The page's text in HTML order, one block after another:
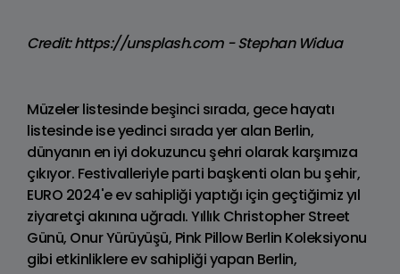
Credit: https://unsplash.com - Stephan Widua
Müzeler listesinde beşinci sırada, gece hayatı
listesinde ise yedinci sırada yer alan Berlin,
dünyanın en iyi dokuzuncu şehri olarak karşımıza
çıkıyor. Festivalleriyle parti başkenti olan bu şehir,
EURO 2024'e ev sahipliği yaptığı için geçtiğimiz yıl
ziyaretçi akınına uğradı. Yıllık Christopher Street
Günü, Onur Yürüyüşü, Pink Pillow Berlin Koleksiyonu
gibi etkinliklere ev sahipliği yapan Berlin,